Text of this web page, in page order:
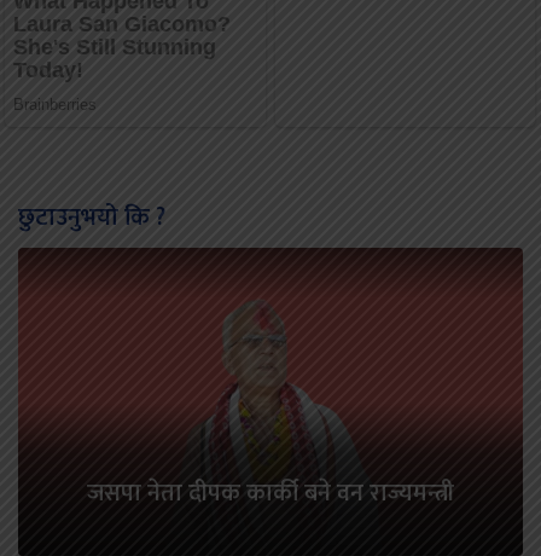
छुटाउनुभयो कि ?
जसपा नेता दीपक कार्की बने वन राज्यमन्त्री